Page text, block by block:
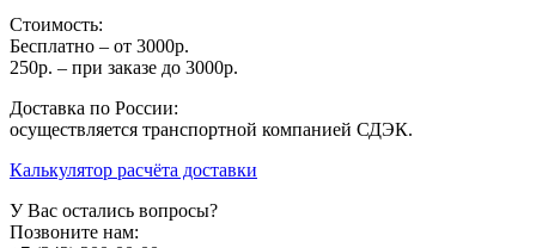
Стоимость:
Бесплатно – от 3000р.
250р. – при заказе до 3000р.
Доставка по России:
осуществляется транспортной компанией СДЭК.
Калькулятор расчёта доставки
У Вас остались вопросы?
Позвоните нам: